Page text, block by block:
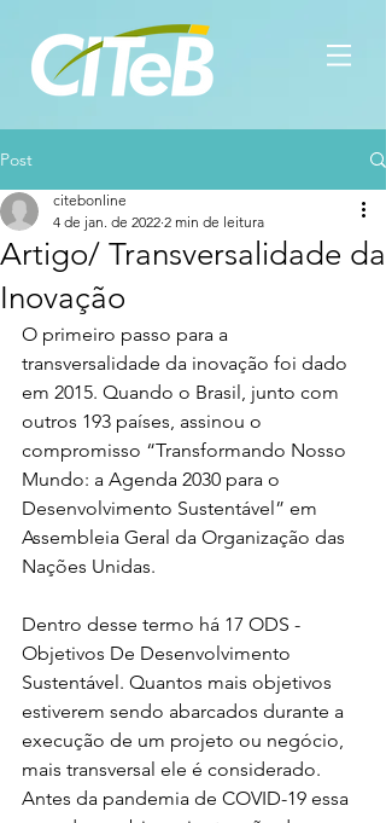
Post
Artigo/ Transversalidade da
Inovação
citebonline
4 de jan. de 2022 2 min de leitura
O primeiro passo para a
transversalidade da inovação foi dado
em 2015. Quando o Brasil, junto com
outros 193 países, assinou o
compromisso “Transformando Nosso
Mundo: a Agenda 2030 para o
Desenvolvimento Sustentável” em
Assembleia Geral da Organização das
Nações Unidas.
Dentro desse termo há 17 ODS -
Objetivos De Desenvolvimento
Sustentável. Quantos mais objetivos
estiverem sendo abarcados durante a
execução de um projeto ou negócio,
mais transversal ele é considerado.
Antes da pandemia de COVID-19 essa